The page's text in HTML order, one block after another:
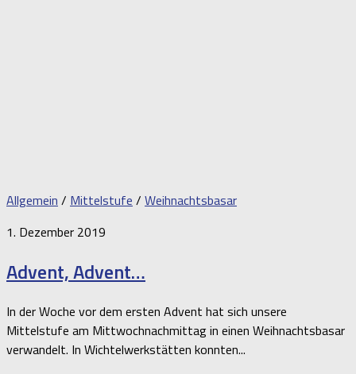
Allgemein / Mittelstufe / Weihnachtsbasar
1. Dezember 2019
Advent, Advent…
In der Woche vor dem ersten Advent hat sich unsere
Mittelstufe am Mittwochnachmittag in einen Weihnachtsbasar
verwandelt. In Wichtelwerkstätten konnten...